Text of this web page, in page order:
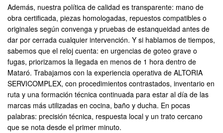
Además, nuestra política de calidad es transparente: mano de
obra certificada, piezas homologadas, repuestos compatibles o
originales según convenga y pruebas de estanqueidad antes de
dar por cerrada cualquier intervención. Y si hablamos de tiempos,
sabemos que el reloj cuenta: en urgencias de goteo grave o
fugas, priorizamos la llegada en menos de 1 hora dentro de
Mataró. Trabajamos con la experiencia operativa de ALTORIA
SERVICOMPLEX, con procedimientos contrastados, inventario en
ruta y una formación técnica continuada para estar al día de las
marcas más utilizadas en cocina, baño y ducha. En pocas
palabras: precisión técnica, respuesta local y un trato cercano
que se nota desde el primer minuto.